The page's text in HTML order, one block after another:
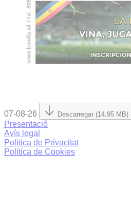
07-08-26 Descarregar (14.95 MB)
Presentació
Avís legal
Política de Privacitat
Política de Cookies